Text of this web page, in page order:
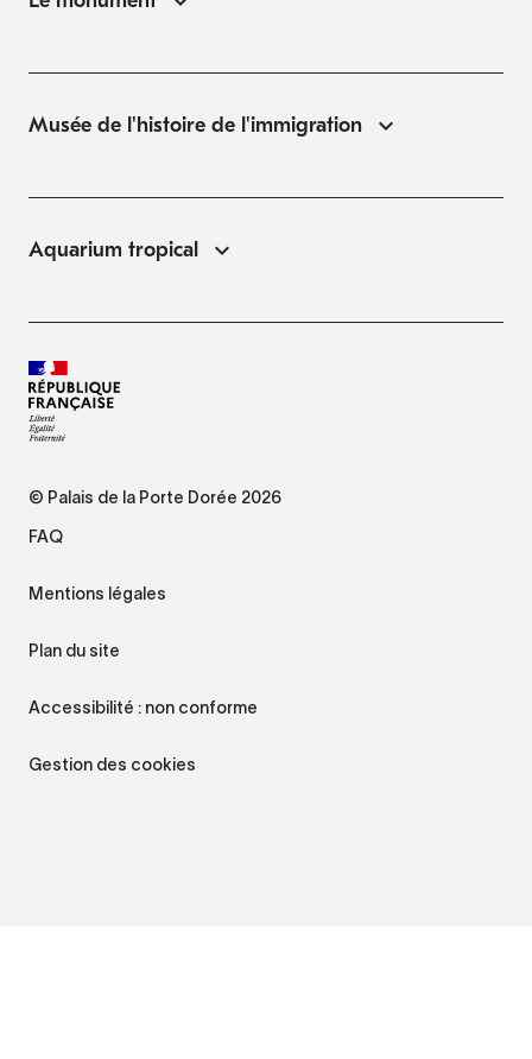
Musée de l'histoire de l'immigration
Aquarium tropical
© Palais de la Porte Dorée 2026
FAQ
Mentions légales
Plan du site
Accessibilité : non conforme
Gestion des cookies